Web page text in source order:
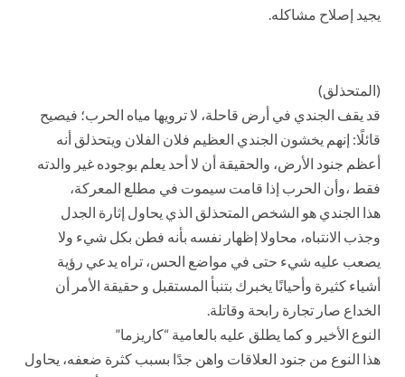
يجيد إصلاح مشاكله.
(المتحذلق)
قد يقف الجندي في أرض قاحلة، لا ترويها مياه الحرب؛ فيصيح
قائلًا: إنهم يخشون الجندي العظيم فلان الفلان ويتحذلق أنه
أعظم جنود الأرض، والحقيقة أن لا أحد يعلم بوجوده غير والدته
فقط ،وأن الحرب إذا قامت سيموت في مطلع المعركة،
هذا الجندي هو الشخص المتحذلق الذي يحاول إثارة الجدل
وجذب الانتباه، محاولا إظهار نفسه بأنه فطن بكل شيء ولا
يصعب عليه شيء حتى في مواضع الحس، تراه يدعي رؤية
أشياء كثيرة وأحيانًا يخبرك بتنبأ المستقبل و حقيقة الأمر أن
الخداع صار تجارة رابحة وقاتلة.
النوع الأخير و كما يطلق عليه بالعامية “كاريزما”
هذا النوع من جنود العلاقات واهن جدًا بسبب كثرة ضعفه، يحاول